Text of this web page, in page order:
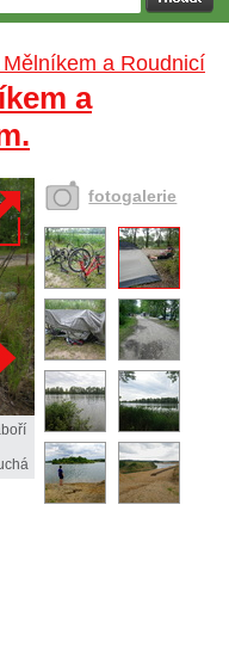
a Roudnicí
a
fotogalerie